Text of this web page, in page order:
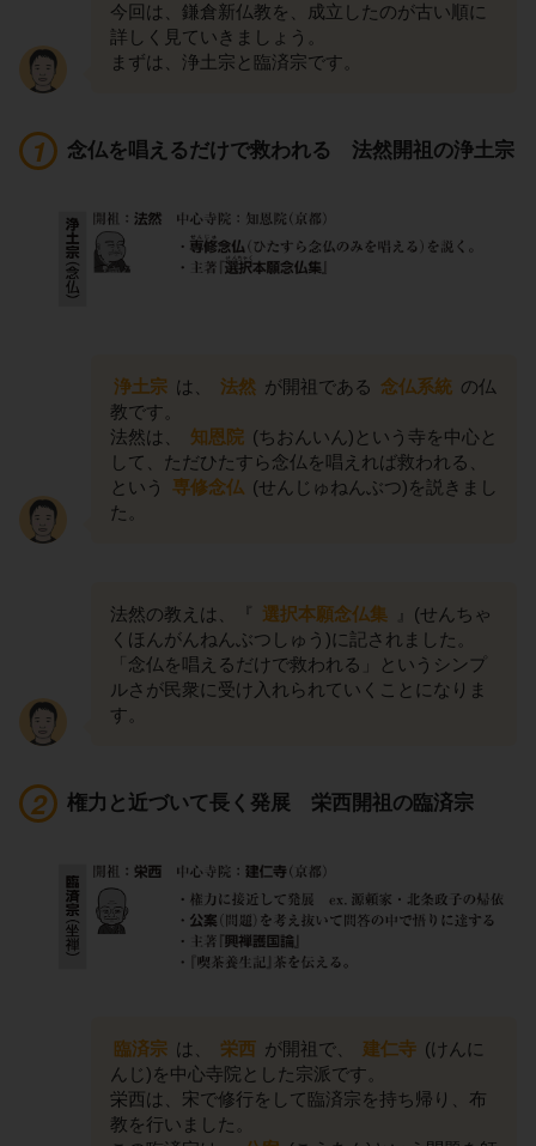
今回は、鎌倉新仏教を、成立したのが古い順に
詳しく見ていきましょう。
まずは、浄土宗と臨済宗です。
念仏を唱えるだけで救われる 法然開祖の浄土宗
浄土宗 は、 法然 が開祖である 念仏系統 の仏
教です。
法然は、
知恩院 (ちおんいん)という寺を中心と
して、ただひたすら念仏を唱えれば救われる、
という
専修念仏 (せんじゅねんぶつ)を説きまし
た。
法然の教えは、『 選択本願念仏集
』(せんちゃ
くほんがんねんぶつしゅう)に記されました。
「念仏を唱えるだけで救われる」というシンプ
ルさが民衆に受け入れられていくことになりま
す。
権力と近づいて長く発展 栄西開祖の臨済宗
臨済宗 は、 栄西 が開祖で、 建仁寺 (けんに
んじ)を中心寺院とした宗派です。
栄西は、宋で修行をして臨済宗を持ち帰り、布
教を行いました。